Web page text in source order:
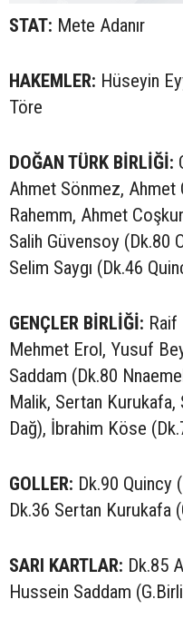
STAT: Mete Adanır
HAKEMLER: Hüseyin
Töre
DOĞAN TÜRK BİRLİĞİ:
Ahmet Sönmez, Ahmet
Rahemm, Ahmet
Salih Güvensoy (Dk.80
Selim Saygı (Dk.46
GENÇLER BİRLİĞİ: Raif
Mehmet Erol, Yusuf
Saddam (Dk.80
Malik, Sertan Kurukafa,
Dağ), İbrahim Köse
GOLLER: Dk.90 Quincy
Dk.36 Sertan Kurukafa
SARI KARTLAR: Dk.85
Hussein Saddam